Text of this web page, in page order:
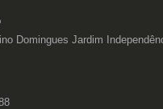
Domingues Jardim